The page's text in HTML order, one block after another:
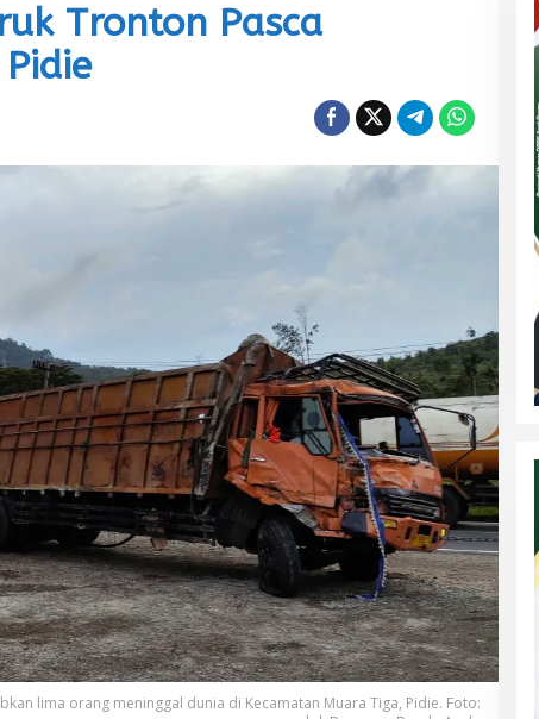
Tronton Pasca
lima orang meninggal dunia di Kecamatan Muara Tiga, Pidie. Foto: